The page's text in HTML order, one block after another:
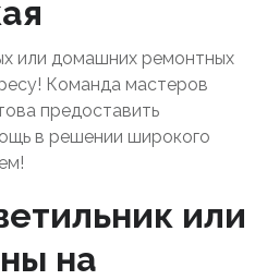
или домашних ремонтных
Команда мастеров
предоставить
в решении широкого
или
на